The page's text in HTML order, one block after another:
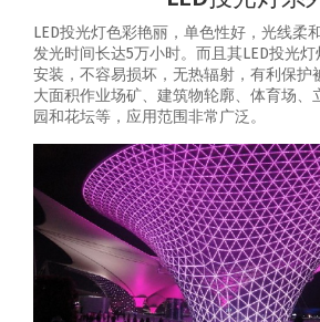
LED投光灯色彩艳丽，单色性好，光线柔
发光时间长达5万小时。而且其LED投光
安装，不容易损坏，无热辐射，有利保护
大面积作业场矿、建筑物轮廓、体育场、
园和花坛等，应用范围非常广泛。